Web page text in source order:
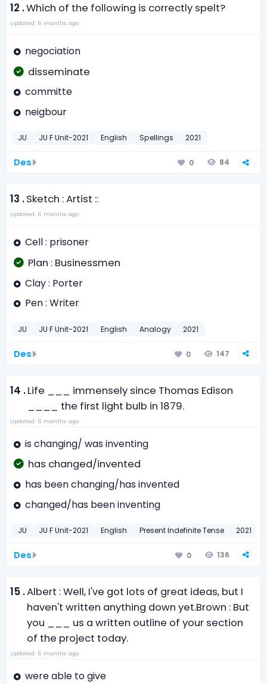
12 .Which of the following is correctly spelt?
Updated: 6 months ago
negociation
disseminate
committe
neigbour
JU JU F Unit-2021 English Spellings 2021
Des 0 84
13 .Sketch : Artist ::
Updated: 6 months ago
Cell : prisoner
Plan : Businessmen
Clay : Porter
Pen : Writer
JU JU F Unit-2021 English Analogy 2021
Des 0 147
14 .Life ___ immensely since Thomas Edison
____ the first light bulb in 1879.
Updated: 6 months ago
is changing/ was inventing
has changed/invented
has been changing/has invented
changed/has been inventing
JU JU F Unit-2021 English Present Indefinite Tense 2021
Des 0 136
15 .Albert : Well, I've got lots of great ideas, but I
haven't written anything down yet.Brown : But
you ___ us a written outline of your section
of the project today.
Updated: 6 months ago
were able to give